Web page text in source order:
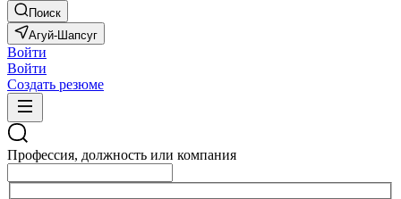
Поиск
Агуй-Шапсуг
Войти
Войти
Создать резюме
Профессия, должность или компания